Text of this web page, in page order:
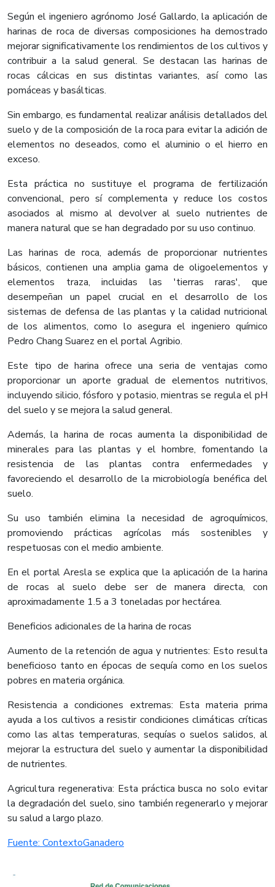
Según el ingeniero agrónomo José Gallardo, la aplicación de
harinas de roca de diversas composiciones ha demostrado
mejorar significativamente los rendimientos de los cultivos y
contribuir a la salud general. Se destacan las harinas de
rocas cálcicas en sus distintas variantes, así como las
pomáceas y basálticas.
Sin embargo, es fundamental realizar análisis detallados del
suelo y de la composición de la roca para evitar la adición de
elementos no deseados, como el aluminio o el hierro en
exceso.
Esta práctica no sustituye el programa de fertilización
convencional, pero sí complementa y reduce los costos
asociados al mismo al devolver al suelo nutrientes de
manera natural que se han degradado por su uso continuo.
Las harinas de roca, además de proporcionar nutrientes
básicos, contienen una amplia gama de oligoelementos y
elementos traza, incluidas las 'tierras raras', que
desempeñan un papel crucial en el desarrollo de los
sistemas de defensa de las plantas y la calidad nutricional
de los alimentos, como lo asegura el ingeniero químico
Pedro Chang Suarez en el portal Agribio.
Este tipo de harina ofrece una seria de ventajas como
proporcionar un aporte gradual de elementos nutritivos,
incluyendo silicio, fósforo y potasio, mientras se regula el pH
del suelo y se mejora la salud general.
Además, la harina de rocas aumenta la disponibilidad de
minerales para las plantas y el hombre, fomentando la
resistencia de las plantas contra enfermedades y
favoreciendo el desarrollo de la microbiología benéfica del
suelo.
Su uso también elimina la necesidad de agroquímicos,
promoviendo prácticas agrícolas más sostenibles y
respetuosas con el medio ambiente.
En el portal Aresla se explica que la aplicación de la harina
de rocas al suelo debe ser de manera directa, con
aproximadamente 1.5 a 3 toneladas por hectárea.
Beneficios adicionales de la harina de rocas
Aumento de la retención de agua y nutrientes: Esto resulta
beneficioso tanto en épocas de sequía como en los suelos
pobres en materia orgánica.
Resistencia a condiciones extremas: Esta materia prima
ayuda a los cultivos a resistir condiciones climáticas críticas
como las altas temperaturas, sequías o suelos salidos, al
mejorar la estructura del suelo y aumentar la disponibilidad
de nutrientes.
Agricultura regenerativa: Esta práctica busca no solo evitar
la degradación del suelo, sino también regenerarlo y mejorar
su salud a largo plazo.​
Fuente: ContextoGanadero​